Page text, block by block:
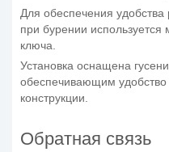
Для обеспечения удобства
при бурении
ключа.
Установка оснащена
обеспечивающим удобство
конструкции.
Обратная связь